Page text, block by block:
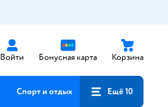
Войти Бонусная карта Корзина
Спорт и отдых Ещё 10